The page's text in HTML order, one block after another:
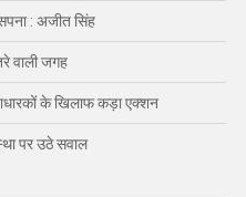
सपना : अजीत सिंह
वाली जगह
के खिलाफ कड़ा एक्शन
पर उठे सवाल